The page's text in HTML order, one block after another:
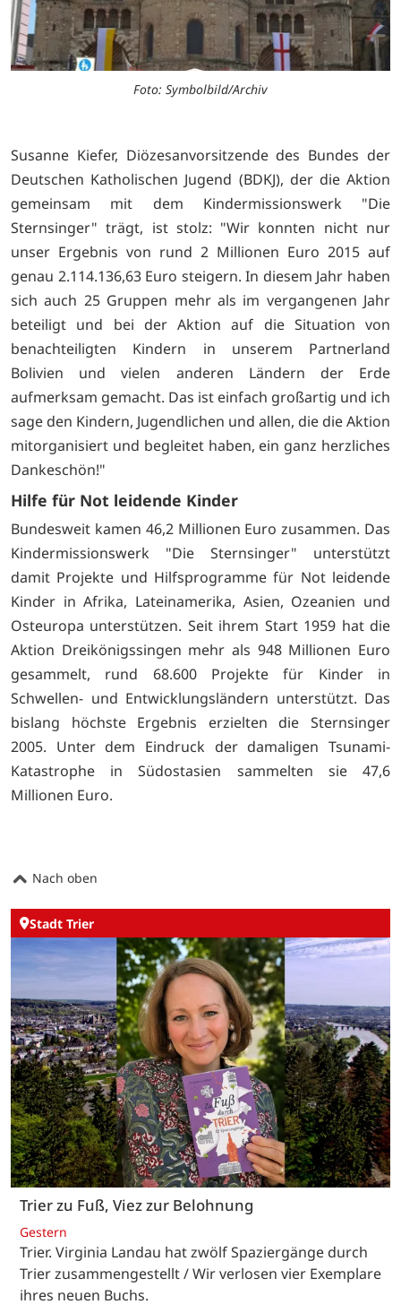
Foto: Symbolbild/Archiv
Susanne Kiefer, Diözesanvorsitzende des Bundes der
Deutschen Katholischen Jugend (BDKJ), der die Aktion
gemeinsam mit dem Kindermissionswerk "Die
Sternsinger" trägt, ist stolz: "Wir konnten nicht nur
unser Ergebnis von rund 2 Millionen Euro 2015 auf
genau 2.114.136,63 Euro steigern. In diesem Jahr haben
sich auch 25 Gruppen mehr als im vergangenen Jahr
beteiligt und bei der Aktion auf die Situation von
benachteiligten Kindern in unserem Partnerland
Bolivien und vielen anderen Ländern der Erde
aufmerksam gemacht. Das ist einfach großartig und ich
sage den Kindern, Jugendlichen und allen, die die Aktion
mitorganisiert und begleitet haben, ein ganz herzliches
Dankeschön!"
Hilfe für Not leidende Kinder
Bundesweit kamen 46,2 Millionen Euro zusammen. Das
Kindermissionswerk "Die Sternsinger" unterstützt
damit Projekte und Hilfsprogramme für Not leidende
Kinder in Afrika, Lateinamerika, Asien, Ozeanien und
Osteuropa unterstützen. Seit ihrem Start 1959 hat die
Aktion Dreikönigssingen mehr als 948 Millionen Euro
gesammelt, rund 68.600 Projekte für Kinder in
Schwellen- und Entwicklungsländern unterstützt. Das
bislang höchste Ergebnis erzielten die Sternsinger
2005. Unter dem Eindruck der damaligen Tsunami-
Katastrophe in Südostasien sammelten sie 47,6
Millionen Euro.
Nach oben
Stadt Trier
Trier zu Fuß, Viez zur Belohnung
Gestern
Trier. Virginia Landau hat zwölf Spaziergänge durch
Trier zusammengestellt / Wir verlosen vier Exemplare
ihres neuen Buchs.